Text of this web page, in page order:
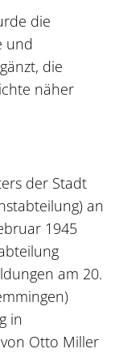
die
und
die
näher
der Stadt
an
1945
am 20.
in
Otto Miller